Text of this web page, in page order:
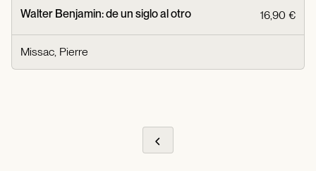
Walter Benjamin: de un siglo al otro 16,90 €
Missac, Pierre